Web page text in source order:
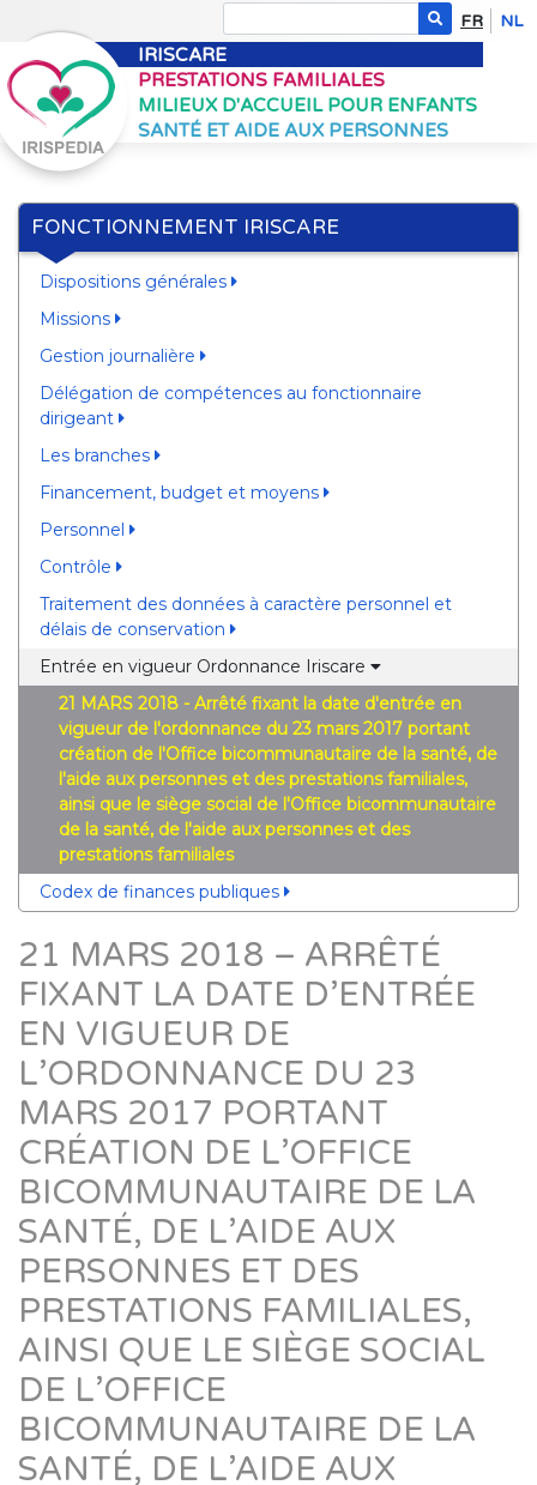
FR NL
IRISCARE
PRESTATIONS FAMILIALES
MILIEUX D'ACCUEIL POUR ENFANTS
SANTÉ ET AIDE AUX PERSONNES
FONCTIONNEMENT IRISCARE
Dispositions générales
Missions
Gestion journalière
Délégation de compétences au fonctionnaire
dirigeant
Les branches
Financement, budget et moyens
Personnel
Contrôle
Traitement des données à caractère personnel et
délais de conservation
Entrée en vigueur Ordonnance Iriscare
21 MARS 2018 - Arrêté fixant la date d'entrée en
vigueur de l'ordonnance du 23 mars 2017 portant
création de l'Office bicommunautaire de la santé, de
l'aide aux personnes et des prestations familiales,
ainsi que le siège social de l'Office bicommunautaire
de la santé, de l'aide aux personnes et des
prestations familiales
Codex de finances publiques
21 MARS 2018 – ARRÊTÉ
FIXANT LA DATE D’ENTRÉE
EN VIGUEUR DE
L’ORDONNANCE DU 23
MARS 2017 PORTANT
CRÉATION DE L’OFFICE
BICOMMUNAUTAIRE DE LA
SANTÉ, DE L’AIDE AUX
PERSONNES ET DES
PRESTATIONS FAMILIALES,
AINSI QUE LE SIÈGE SOCIAL
DE L’OFFICE
BICOMMUNAUTAIRE DE LA
SANTÉ, DE L’AIDE AUX